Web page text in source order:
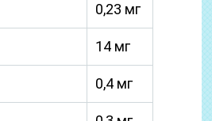
0,23 мг
14 мг
0,4 мг